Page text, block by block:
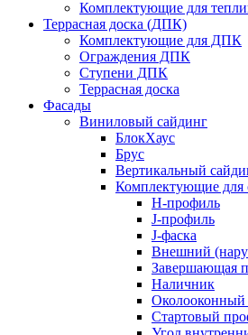
Комплектующие для
Террасная доска (ДПК)
Комплектующие для ДПК
Ограждения ДПК
Ступени ДПК
Террасная доска
Фасады
Виниловый сайдинг
БлокХаус
Брус
Вертикальный
Комплектующие для
H-профиль
J-профиль
J-фаска
Внешний
Завершающая
Наличник
Околооконный
Стартовый